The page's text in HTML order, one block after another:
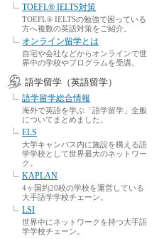
TOEFL® IELTS対策
TOEFL® IELTSの勉強で困っている
方へ複数の英語対策をご紹介。
オンライン留学とは
自宅や会社などからオンラインで世
界中の学校やプログラムを受講。
語学留学（英語留学）
語学留学総合情報
海外で英語を学ぶ「語学留学」全般
についてまとめました。
ELS
大学キャンパス内に施設を構える語
学学校として世界最大のネットワー
ク。
KAPLAN
4ヶ国約20校の学校を運営している
大手語学学校チェーン。
LSI
世界中にネットワークを持つ大手語
学学校チェーン。